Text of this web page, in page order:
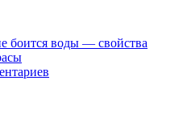
боится воды — свойства